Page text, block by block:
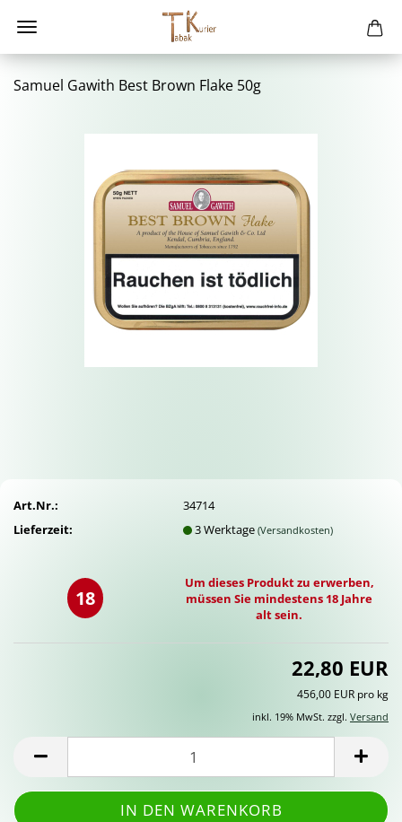
Sa­mu­el Ga­with Best Brown Flake 50g
Art.Nr.:
34714
Lieferzeit:
3 Werktage(Versandkosten)
18
Um dieses Produkt zu erwerben,
müssen Sie mindestens 18 Jahre
alt sein.
22,80 EUR
456,00 EUR pro kg
inkl. 19% MwSt. zzgl. Versand